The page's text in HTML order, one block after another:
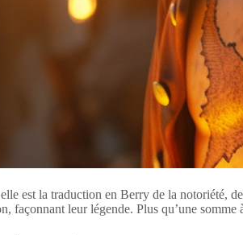
est la traduction en Berry de la notoriété,
façonnant leur légende. Plus qu’une